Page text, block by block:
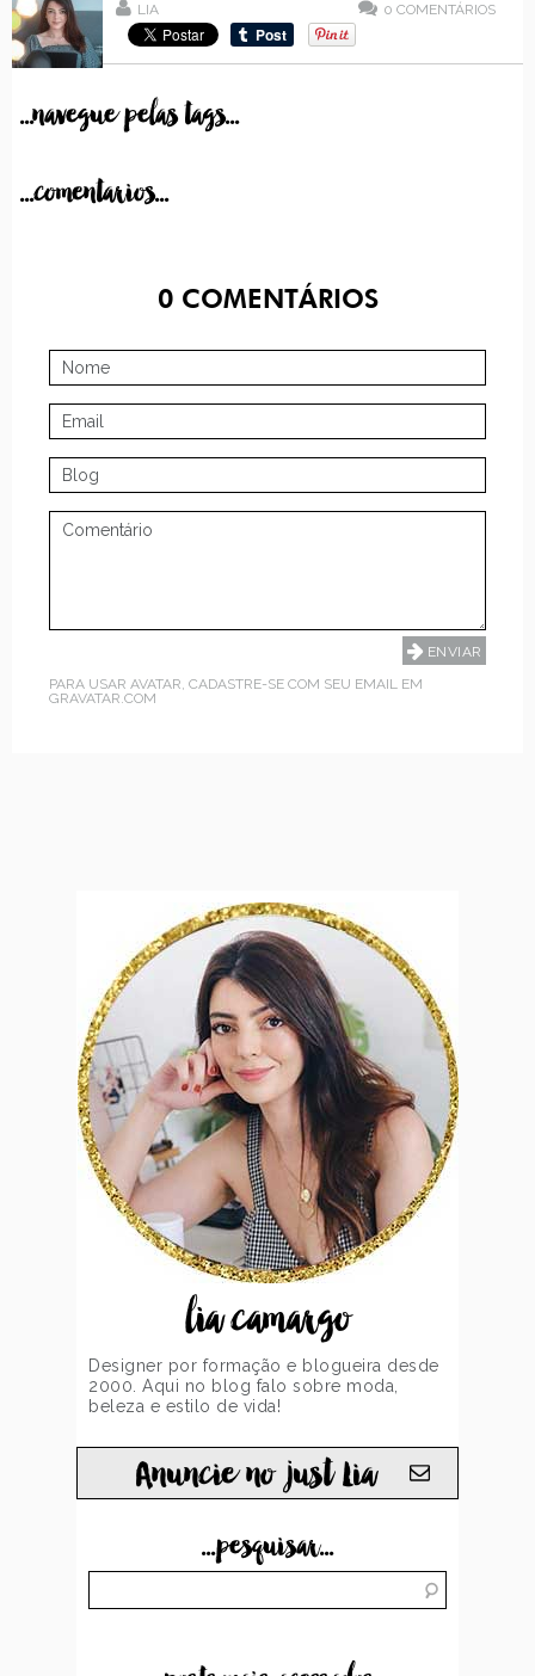
LIA 0 COMENTÁRIOS
...navegue pelas tags...
...comentarios...
0COMENTÁRIOS
PARA USAR AVATAR, CADASTRE-SE COM SEU EMAIL EM
GRAVATAR.COM
lia camargo
Designer por formação e blogueira desde
2000. Aqui no blog falo sobre moda,
beleza e estilo de vida!
Anuncie no just Lia
...pesquisar...